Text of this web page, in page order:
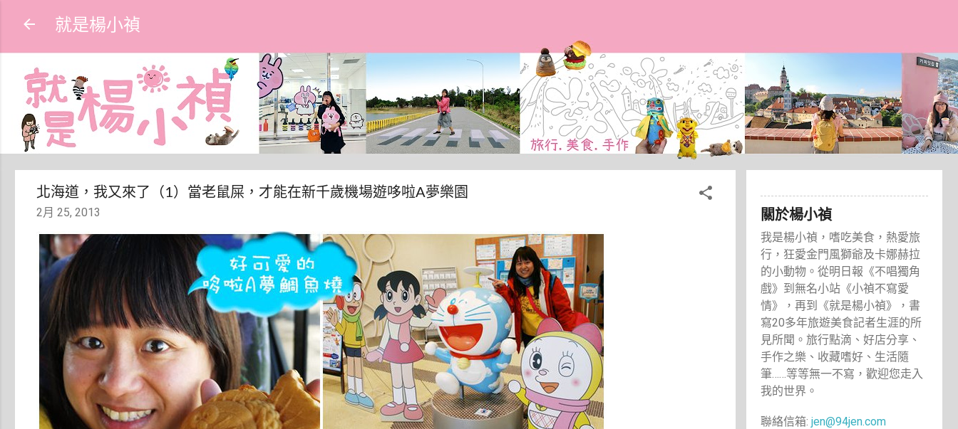
就是楊小禎
北海道，我又來了（1）當老鼠屎，才能在新千歲機場遊哆啦A夢樂園
2月 25, 2013 關於楊小禎
我是楊小禎，嗜吃美食，熱愛旅
行，狂愛金門風獅爺及卡娜赫拉
的小動物。從明日報《不唱獨角
戲》到無名小站《小禎不寫愛
情》，再到《就是楊小禎》，書
寫20多年旅遊美食記者生涯的所
見所聞。旅行點滴、好店分享、
手作之樂、收藏嗜好、生活隨
筆……等等無一不寫，歡迎您走入
我的世界。
聯絡信箱: jen@94jen.com